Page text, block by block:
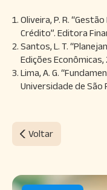
Oliveira, P. R.
Crédito”. Editora
Santos, L. T.
Edições Econômicas,
Lima, A. G.
Universidade de São
Voltar